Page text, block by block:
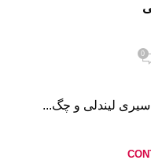
0
سیری لیندلی و چگ...